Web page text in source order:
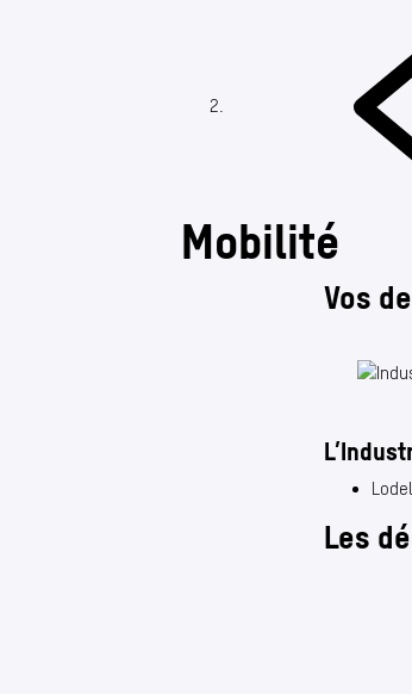
Mobilité
Vos
Les